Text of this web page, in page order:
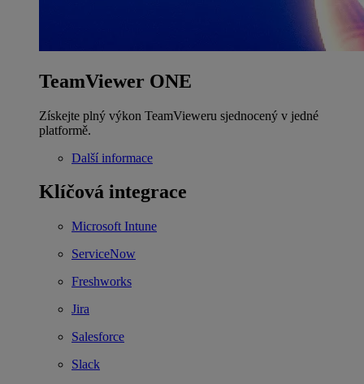
TeamViewer ONE
Získejte plný výkon TeamVieweru sjednocený v jedné
platformě.
Další informace
Klíčová integrace
Microsoft Intune
ServiceNow
Freshworks
Jira
Salesforce
Slack